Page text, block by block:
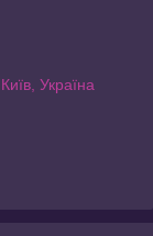
Україна